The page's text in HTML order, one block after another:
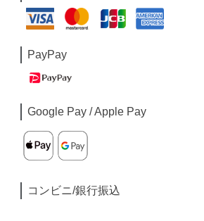
PayPay
Google Pay / Apple Pay
コンビニ/銀行振込